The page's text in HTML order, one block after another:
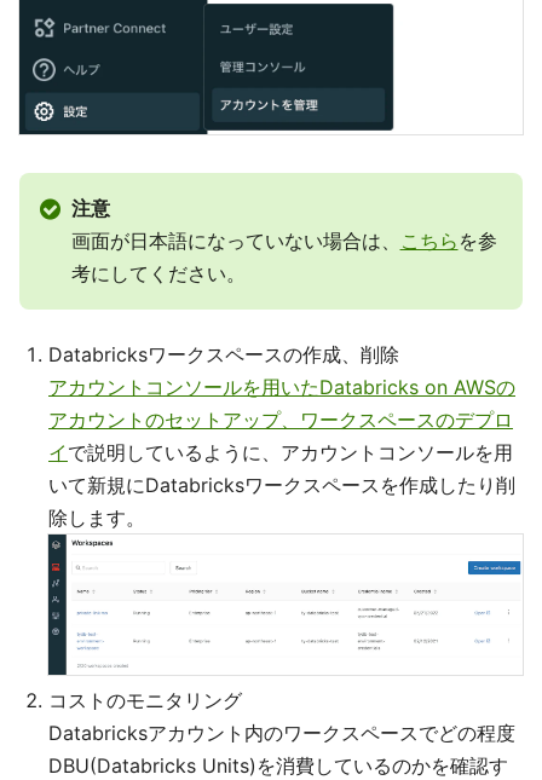
注意
画面が日本語になっていない場合は、
こちら を参
考にしてください。
Databricksワークスペースの作成、削除
アカウントコンソールを用いたDatabricks on AWSの
アカウントのセットアップ、ワークスペースのデプロ
イ で説明しているように、アカウントコンソールを用
いて新規にDatabricksワークスペースを作成したり削
除します。
コストのモニタリング
Databricksアカウント内のワークスペースでどの程度
DBU(Databricks Units)を消費しているのかを確認す